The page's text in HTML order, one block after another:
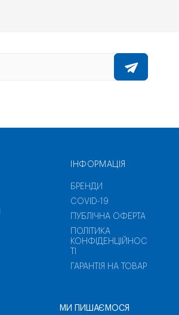
ІНФОРМАЦІЯ
БРЕНДИ
COVID-19
ПУБЛІЧНА ОФЕРТА
ПОЛІТИКА
КОНФІДЕНЦІЙНОС
ГАРАНТІЯ НА ТОВАР
МИ ПИШАЄМОСЯ